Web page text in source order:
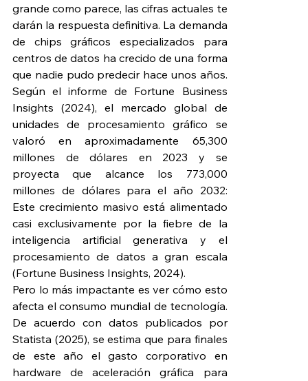
grande como parece, las cifras actuales te
darán la respuesta definitiva. La demanda
de chips gráficos especializados para
centros de datos ha crecido de una forma
que nadie pudo predecir hace unos años.
Según el informe de Fortune Business
Insights (2024), el mercado global de
unidades de procesamiento gráfico se
valoró en aproximadamente 65,300
millones de dólares en 2023 y se
proyecta que alcance los 773,000
millones de dólares para el año 2032:
Este crecimiento masivo está alimentado
casi exclusivamente por la fiebre de la
inteligencia artificial generativa y el
procesamiento de datos a gran escala
(Fortune Business Insights, 2024).
Pero lo más impactante es ver cómo esto
afecta el consumo mundial de tecnología.
De acuerdo con datos publicados por
Statista (2025), se estima que para finales
de este año el gasto corporativo en
hardware de aceleración gráfica para